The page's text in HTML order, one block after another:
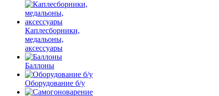
Каплесборники,
медальоны,
аксессуары
Баллоны
Оборудование б/у